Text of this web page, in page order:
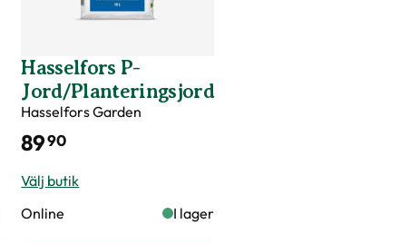
Hasselfors P-
Jord/Planteringsjord
Hasselfors Garden
8990
Välj butik
Online
I lager